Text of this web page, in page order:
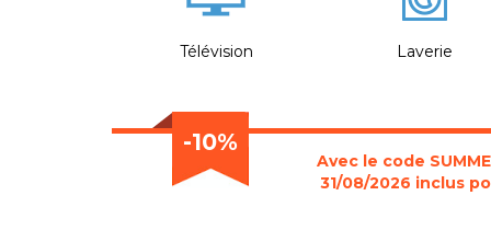
Télévision Laverie
-10%
Avec le code
31/08/2026 inclus